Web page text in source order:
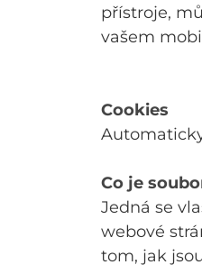
přístroje,
vašem
Cookies
Co je
Jedná se
webové
tom, jak